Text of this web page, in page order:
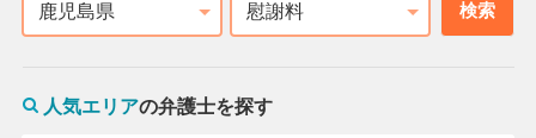
都道府県 相談内容 検索
人気エリアの弁護士を探す